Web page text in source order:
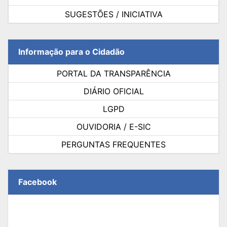
SUGESTÕES / INICIATIVA
Informação para o Cidadão
PORTAL DA TRANSPARÊNCIA
DIÁRIO OFICIAL
LGPD
OUVIDORIA / E-SIC
PERGUNTAS FREQUENTES
Facebook